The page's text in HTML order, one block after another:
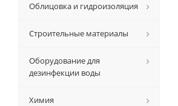
Облицовка и гидроизоляция
Строительные материалы
Оборудование для
дезинфекции воды
Химия